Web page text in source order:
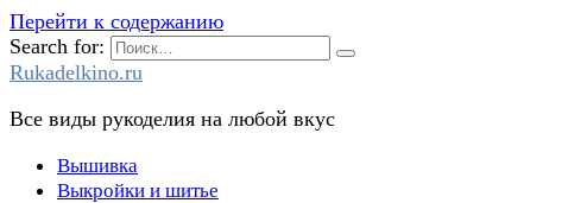
Перейти к содержанию
Search for:
Rukadelkino.ru
Все виды рукоделия на любой вкус
Вышивка
Выкройки и шитье